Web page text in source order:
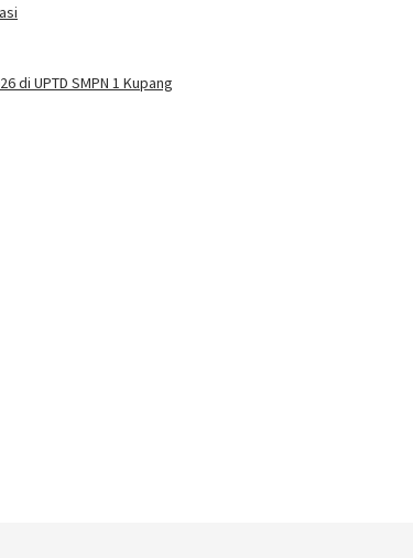
di UPTD SMPN 1 Kupang